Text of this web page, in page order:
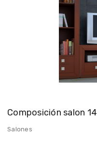
Composición salon 14
Salones